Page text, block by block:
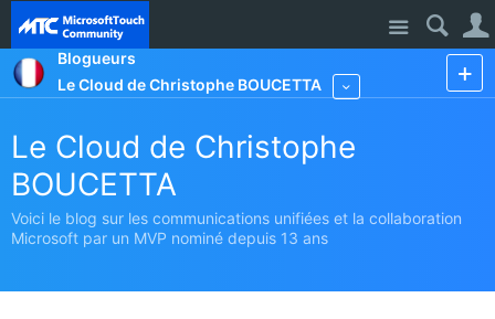
Site
Blogueurs
Le Cloud de Christophe BOUCETTA
Le Cloud de Christophe
BOUCETTA
Voici le blog sur les communications unifiées et la collaboration
Microsoft par un MVP nominé depuis 13 ans